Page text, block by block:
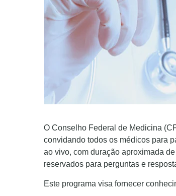
O Conselho Federal de Medicina
convidando todos os médicos para
ao vivo, com duração aproximada
reservados para perguntas e
Este programa visa fornecer